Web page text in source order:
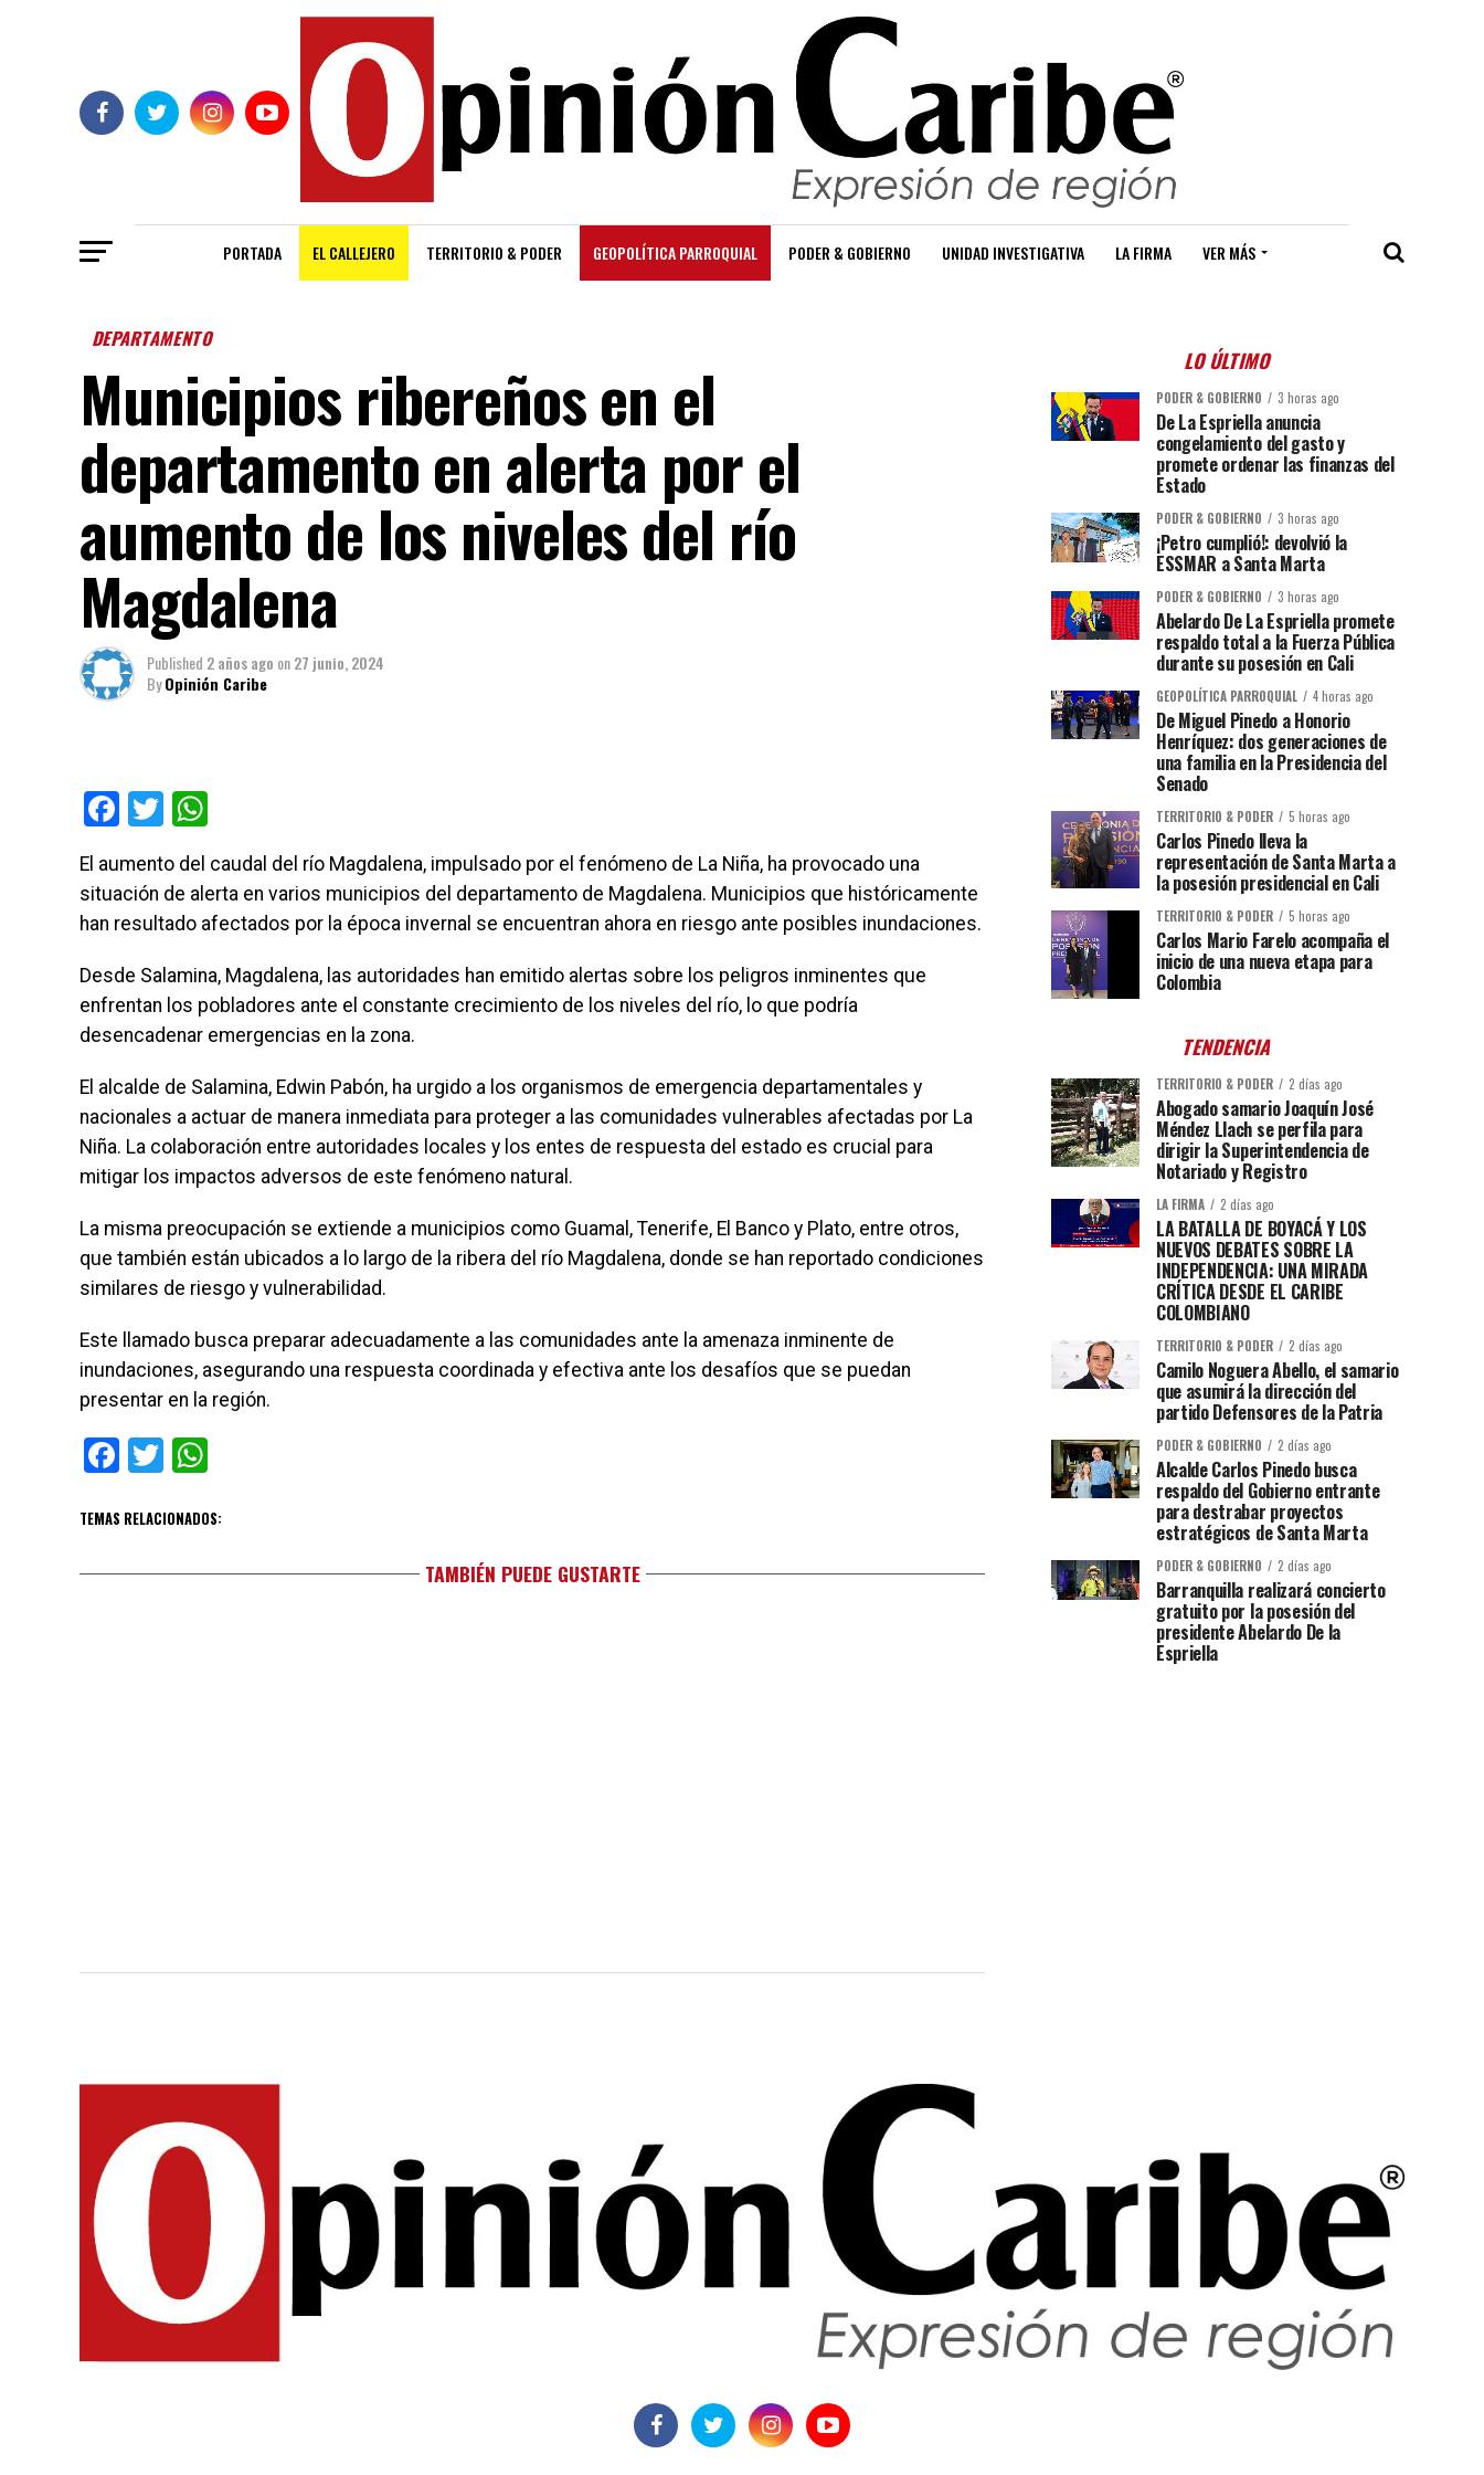
PORTADA EL CALLEJERO TERRITORIO & PODER GEOPOLÍTICA PARROQUIAL PODER & GOBIERNO UNIDAD INVESTIGATIVA LA FIRMA VER MÁS
DEPARTAMENTO
Municipios ribereños en el
departamento en alerta por el
aumento de los niveles del río
Magdalena
Published 2 años ago on27 junio, 2024
ByOpinión Caribe
Facebook
Twitter
El aumento del caudal del río Magdalena, impulsado por el fenómeno de La Niña, ha provocado una
situación de alerta en varios municipios del departamento de Magdalena. Municipios que históricamente
han resultado afectados por la época invernal se encuentran ahora en riesgo ante posibles inundaciones.
Desde Salamina, Magdalena, las autoridades han emitido alertas sobre los peligros inminentes que
enfrentan los pobladores ante el constante crecimiento de los niveles del río, lo que podría
desencadenar emergencias en la zona.
El alcalde de Salamina, Edwin Pabón, ha urgido a los organismos de emergencia departamentales y
nacionales a actuar de manera inmediata para proteger a las comunidades vulnerables afectadas por La
Niña. La colaboración entre autoridades locales y los entes de respuesta del estado es crucial para
mitigar los impactos adversos de este fenómeno natural.
La misma preocupación se extiende a municipios como Guamal, Tenerife, El Banco y Plato, entre otros,
que también están ubicados a lo largo de la ribera del río Magdalena, donde se han reportado condiciones
similares de riesgo y vulnerabilidad.
Este llamado busca preparar adecuadamente a las comunidades ante la amenaza inminente de
inundaciones, asegurando una respuesta coordinada y efectiva ante los desafíos que se puedan
presentar en la región.
Facebook
Twitter
TEMAS RELACIONADOS:
TAMBIÉN PUEDE GUSTARTE
LO ÚLTIMO
PODER & GOBIERNO 3 horas ago
De La Espriella anuncia
congelamiento del gasto y
promete ordenar las finanzas del
Estado
PODER & GOBIERNO 3 horas ago
¡Petro cumplió!: devolvió la
ESSMAR a Santa Marta
PODER & GOBIERNO 3 horas ago
Abelardo De La Espriella promete
respaldo total a la Fuerza Pública
durante su posesión en Cali
GEOPOLÍTICA PARROQUIAL 4 horas ago
De Miguel Pinedo a Honorio
Henríquez: dos generaciones de
una familia en la Presidencia del
Senado
TERRITORIO & PODER 5 horas ago
Carlos Pinedo lleva la
representación de Santa Marta a
la posesión presidencial en Cali
TERRITORIO & PODER 5 horas ago
Carlos Mario Farelo acompaña el
inicio de una nueva etapa para
Colombia
TENDENCIA
TERRITORIO & PODER 2 días ago
Abogado samario Joaquín José
Méndez Llach se perfila para
dirigir la Superintendencia de
Notariado y Registro
LA FIRMA 2 días ago
LA BATALLA DE BOYACÁ Y LOS
NUEVOS DEBATES SOBRE LA
INDEPENDENCIA: UNA MIRADA
CRÍTICA DESDE EL CARIBE
COLOMBIANO
TERRITORIO & PODER 2 días ago
Camilo Noguera Abello, el samario
que asumirá la dirección del
partido Defensores de la Patria
PODER & GOBIERNO 2 días ago
Alcalde Carlos Pinedo busca
respaldo del Gobierno entrante
para destrabar proyectos
estratégicos de Santa Marta
PODER & GOBIERNO 2 días ago
Barranquilla realizará concierto
gratuito por la posesión del
presidente Abelardo De la
Espriella